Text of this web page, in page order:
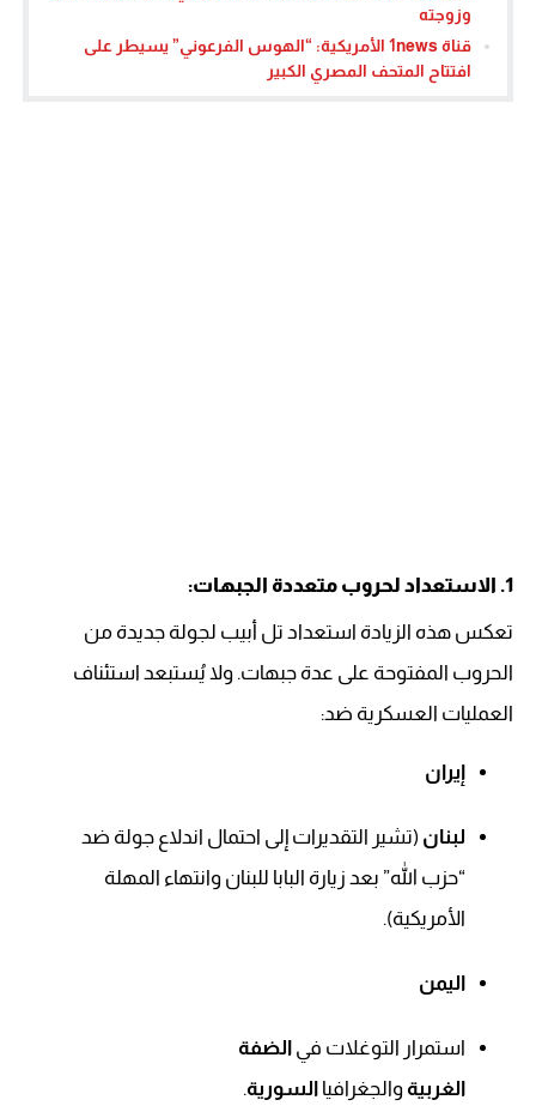
وزوجته
قناة 1news الأمريكية: “الهوس الفرعوني” يسيطر على
افتتاح المتحف المصري الكبير
1. الاستعداد لحروب متعددة الجبهات:
تعكس هذه الزيادة استعداد تل أبيب لجولة جديدة من
الحروب المفتوحة على عدة جبهات. ولا يُستبعد استئناف
العمليات العسكرية ضد:
إيران
لبنان (تشير التقديرات إلى احتمال اندلاع جولة ضد
“حزب الله” بعد زيارة البابا للبنان وانتهاء المهلة
الأمريكية).
اليمن
استمرار التوغلات في الضفة
الغربية والجغرافيا السورية.